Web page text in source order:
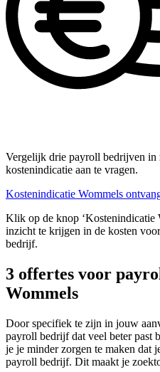
Vergelijk drie payroll bedrijven in
kostenindicatie aan te vragen.
Kostenindicatie Wommels
Klik op de knop ‘Kostenindicatie
inzicht te krijgen in de kosten
bedrijf.
3 offertes voor
Wommels
Door specifiek te zijn in jouw
payroll bedrijf dat veel beter past
je je minder zorgen te maken dat
payroll bedrijf. Dit maakt je